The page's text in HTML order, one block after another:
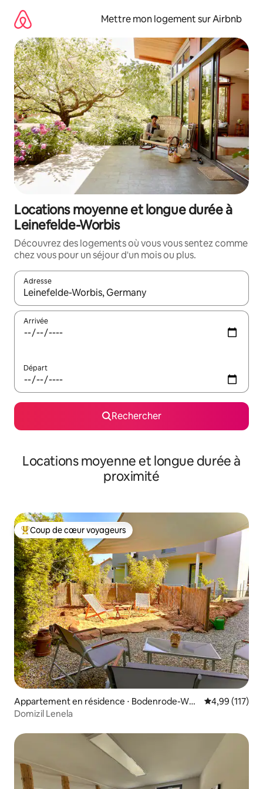
directement
contenu
Mettre mon logement sur Airbnb
Locations moyenne et longue durée à
Leinefelde-Worbis
Découvrez des logements où vous vous sentez comme
chez vous pour un séjour d'un mois ou plus.
Adresse
Lorsque les résultats s'affichent, utilisez les flèches vers le
Arrivée
Départ
Rechercher
Locations moyenne et longue durée à
proximité
Coups de cœur voyageurs les plus appréciés
Coup de cœur voyageurs
Appartement en résidence ⋅ Bodenrode-Wes
thausen
Évaluation
4,99 (117)
Domizil Lenela